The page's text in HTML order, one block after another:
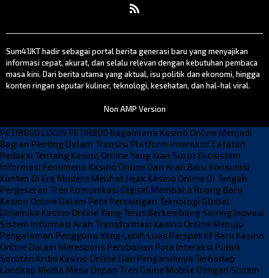
Sum41JKT hadir sebagai portal berita generasi baru yang menyajikan
informasi cepat, akurat, dan selalu relevan dengan kebutuhan pembaca
masa kini. Dari berita utama yang aktual, isu politik dan ekonomi, hingga
konten ringan seputar kuliner, teknologi, kesehatan, dan hal-hal viral.
Non AMP Version
PETIR800 LOGIN PETIR800 Bagaimana Kasino Online Menjadi
Bagian Penting Dalam Transisi Platform Interaktif Catatan
Redaksi Tentang Kasino Online Yang Kian Sorot Ekosistem
Informasi Fenomena Kasino Online Dan Arah Baru Konsumsi
Konten Di Era Modern Melihat Jejak Kasino Online Di Tengah
Pergeseran Tren Komunikasi Digital Membaca Ruang Baru
Kasino Online Dalam Peta Persaingan Teknologi Global
Dinamika Kasino Online Yang Terus Berkembang Seiring Inovasi
Sistem Informasi Arah Transformasi Kasino Online Menuju
Pengalaman Pengguna Yang Lebih Luas Perspektif Baru Kasino
Online Dalam Merespons Perubahan Pola Interaksi Publik
Sorotan Kritis Kasino Online Dan Pengaruhnya Terhadap
Lanskap Media Masa Depan Tren Game Mobile Dengan Sistem